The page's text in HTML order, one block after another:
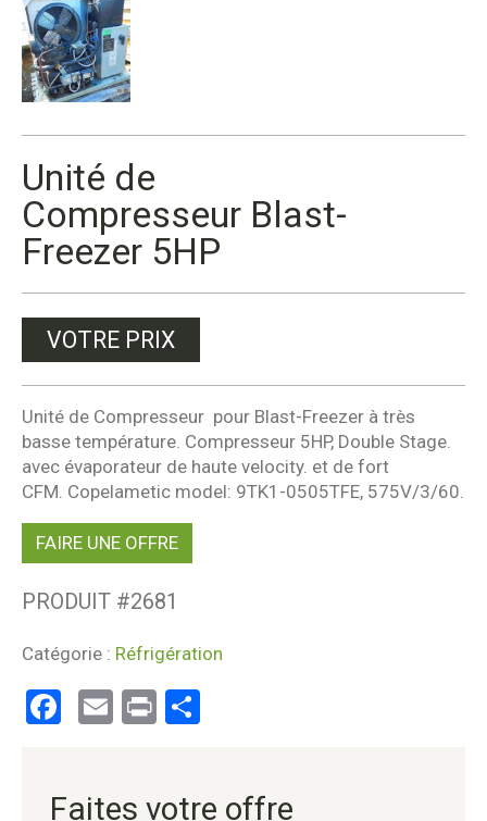
Unité de
Compresseur Blast-
Freezer 5HP
VOTRE PRIX
Unité de Compresseur pour Blast-Freezer à très
basse température. Compresseur 5HP, Double Stage.
avec évaporateur de haute velocity. et de fort
CFM. Copelametic model: 9TK1-0505TFE, 575V/3/60.
FAIRE UNE OFFRE
PRODUIT #2681
Catégorie : Réfrigération
Facebook
EmailPrint
Faites votre offre